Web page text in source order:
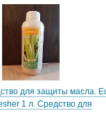
для защиты масла.
1 л. Средство для